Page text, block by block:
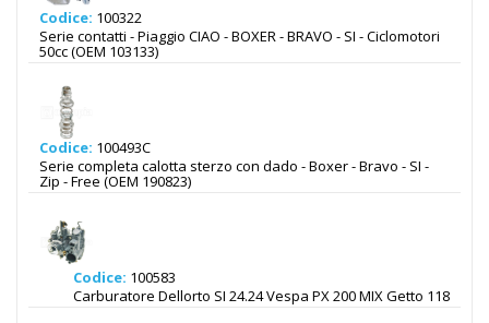
Codice: 100322
Serie contatti - Piaggio CIAO - BOXER - BRAVO - SI - Ciclomotori
50cc (OEM 103133)
Codice: 100493C
Serie completa calotta sterzo con dado - Boxer - Bravo - SI -
Zip - Free (OEM 190823)
Codice: 100583
Carburatore Dellorto SI 24.24 Vespa PX 200 MIX Getto 118